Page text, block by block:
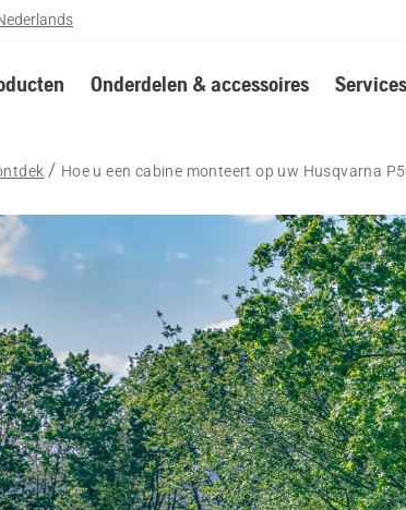
Onderdelen & accessoires Services
Hoe u een cabine monteert op uw Husqvarna